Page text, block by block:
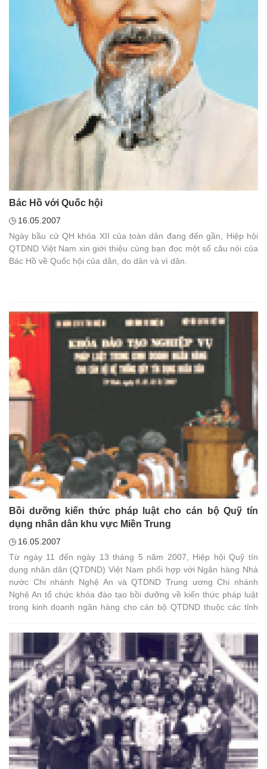
Bác Hồ với Quốc hội
16.05.2007
Ngày bầu cử QH khóa XII của toàn dân đang đến gần, Hiệp hội
QTDND Việt Nam xin giới thiệu cùng bạn đọc một số câu nói của
Bác Hồ về Quốc hội của dân, do dân và vì dân.
Bồi dưỡng kiến thức pháp luật cho cán bộ Quỹ tín
dụng nhân dân khu vực Miền Trung
16.05.2007
Từ ngày 11 đến ngày 13 tháng 5 năm 2007, Hiệp hội Quỹ tín
dụng nhân dân (QTDND) Việt Nam phối hợp với Ngân hàng Nhà
nước Chi nhánh Nghệ An và QTDND Trung ương Chi nhánh
Nghệ An tổ chức khóa đào tạo bồi dưỡng về kiến thức pháp luật
trong kinh doanh ngân hàng cho cán bộ QTDND thuộc các tỉnh
chức tại tỉnh Nghệ An.